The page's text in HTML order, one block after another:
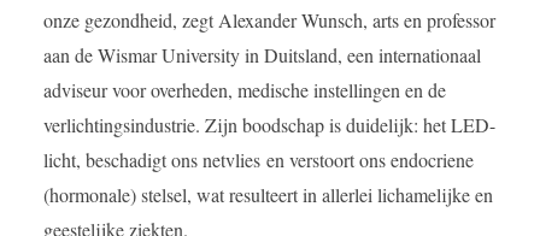
onze gezondheid, zegt Alexander Wunsch, arts en professor
aan de Wismar University in Duitsland, een internationaal
adviseur voor overheden, medische instellingen en de
verlichtingsindustrie. Zijn boodschap is duidelijk: het LED-
licht, beschadigt ons netvlies en verstoort ons endocriene
(hormonale) stelsel, wat resulteert in allerlei lichamelijke en
geestelijke ziekten.